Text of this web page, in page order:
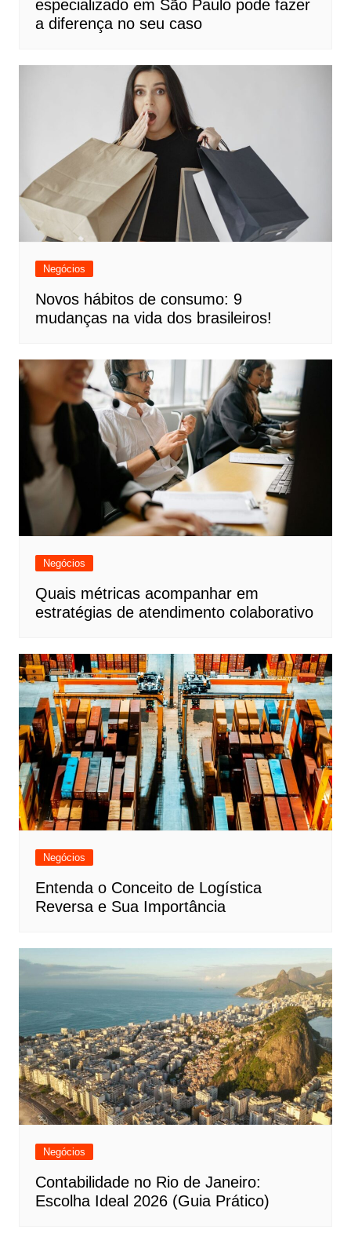
especializado em São Paulo pode fazer
a diferença no seu caso
Negócios
Novos hábitos de consumo: 9
mudanças na vida dos brasileiros!
Negócios
Quais métricas acompanhar em
estratégias de atendimento colaborativo
Negócios
Entenda o Conceito de Logística
Reversa e Sua Importância
Negócios
Contabilidade no Rio de Janeiro:
Escolha Ideal 2026 (Guia Prático)